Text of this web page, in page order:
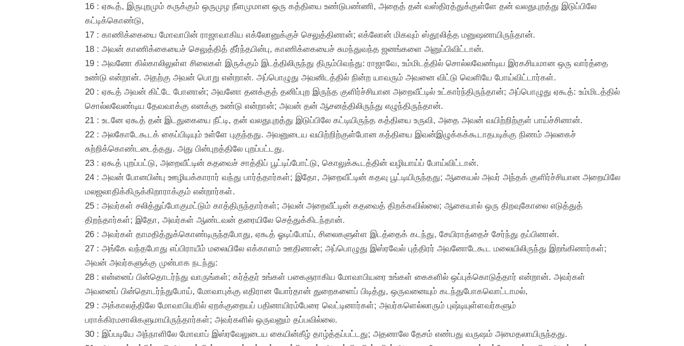
16 : ஏகூத், இருபுறமும் கருக்கும் ஒருமுழ நீளமுமான ஒரு கத்தியை உண்டுபண்ணி, அதைத் தன் வஸ்திரத்துக்குள்ளே தன் வலதுபுறத்து இடுப்பிலே
கட்டிக்கொண்டு,
17 : காணிக்கையை மோவாபின் ராஜாவாகிய எக்லோனுக்குச் செலுத்தினான்; எக்லோன் மிகவும் ஸ்தூலித்த மனுஷனாயிருந்தான்.
18 : அவன் காணிக்கையைச் செலுத்தித் தீர்ந்தபின்பு, காணிக்கையைச் சுமந்துவந்த ஜனங்களை அனுப்பிவிட்டான்.
19 : அவனோ கில்காலிலுள்ள சிலைகள் இருக்கும் இடத்திலிருந்து திரும்பிவந்து: ராஜாவே, உம்மிடத்தில் சொல்லவேண்டிய இரகசியமான ஒரு வார்த்தை
உண்டு என்றான். அதற்கு அவன் பொறு என்றான். அப்பொழுது அவனிடத்தில் நின்ற யாவரும் அவனை விட்டு வெளியே போய்விட்டார்கள்.
20 : ஏகூத் அவன் கிட்டே போனான்; அவனோ தனக்குத் தனிப்புற இருந்த குளிர்ச்சியான அறைவீட்டில் உட்கார்ந்திருந்தான்; அப்பொழுது ஏகூத்: உம்மிடத்தில்
சொல்லவேண்டிய தேவவாக்கு எனக்கு உண்டு என்றான்; அவன் தன் ஆசனத்திலிருந்து எழுந்திருந்தான்.
21 : உடனே ஏகூத் தன் இடதுகையை நீட்டி, தன் வலதுபுறத்து இடுப்பிலே கட்டியிருந்த கத்தியை உருவி, அதை அவன் வயிற்றிற்குள் பாய்ச்சினான்.
22 : அலகோடேகூடக் கைப்பிடியும் உள்ளே புகுந்தது. அவனுடைய வயிற்றிற்குள்போன கத்தியை இவன்இழுக்கக்கூடாதபடிக்கு நிணம் அலகைச்
சுற்றிக்கொண்டடைத்தது. அது பின்புறத்திலே புறப்பட்டது.
23 : ஏகூத் புறப்பட்டு, அறைவீட்டின் கதவைச் சாத்திப் பூட்டிப்போட்டு, கொலுக்கூடத்தின் வழியாய்ப் போய்விட்டான்.
24 : அவன் போனபின்பு ஊழியக்காரார் வந்து பார்த்தார்கள்; இதோ, அறைவீட்டின் கதவு பூட்டியிருந்தது; ஆகையல் அவர் அந்தக் குளிர்ச்சியான அறையிலே
மலஜலாதிக்கிருக்கிறாராக்கும் என்றார்கள்.
25 : அவர்கள் சலித்துப்போகுமட்டும் காத்திருந்தார்கள்; அவன் அறைவீட்டின் கதவைத் திறக்கவில்லை; ஆகையால் ஒரு திறவுகோலை எடுத்துத்
திறந்தார்கள்; இதோ, அவர்கள் ஆண்டவன் தரையிலே செத்துக்கிடந்தான்.
26 : அவர்கள் தாமதித்துக்கொண்டிருந்தபோது, ஏகூத் ஓடிப்போய், சிலைகளுள்ள இடத்தைக் கடந்து, சேயிராத்தைச் சேர்ந்து தப்பினான்.
27 : அங்கே வந்தபோது எப்பிராயீம் மலையிலே எக்காளம் ஊதினான்; அப்பொழுது இஸ்ரவேல் புத்திரர் அவனோடேகூட மலையிலிருந்து இறங்கினார்கள்;
அவன் அவர்களுக்கு முன்பாக நடந்து:
28 : என்னைப் பின்தொடர்ந்து வாருங்கள்; கர்த்தர் உங்கள் பகைஞராகிய மோவாபியரை உங்கள் கைகளில் ஒப்புக்கொடுத்தார் என்றான். அவர்கள்
அவனைப் பின்தொடர்ந்துபோய், மோவாபுக்கு எதிரான யோர்தான் துறைகளைப் பிடித்து, ஒருவனையும் கடந்துபோகவொட்டாமல்,
29 : அக்காலத்திலே மோவாபியரில் ஏறக்குறையப் பதினாயிரம்பேரை வெட்டினார்கள்; அவர்களெல்லாரும் புஷ்டியுள்ளவர்களும்
பராக்கிரமசாலிகளுமாயிருந்தார்கள்; அவர்களில் ஒருவனும் தப்பவில்லை.
30 : இப்படியே அந்நாளிலே மோவாப் இஸ்ரவேலுடைய கையின்கீழ் தாழ்த்தப்பட்டது; அதனாலே தேசம் எண்பது வருஷம் அமைதலாயிருந்தது.